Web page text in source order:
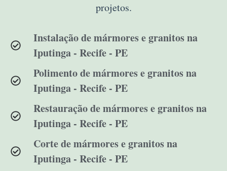
projetos.
Instalação de mármores e granitos na
Iputinga - Recife - PE
Polimento de mármores e granitos na
Iputinga - Recife - PE
Restauração de mármores e granitos na
Iputinga - Recife - PE
Corte de mármores e granitos na
Iputinga - Recife - PE